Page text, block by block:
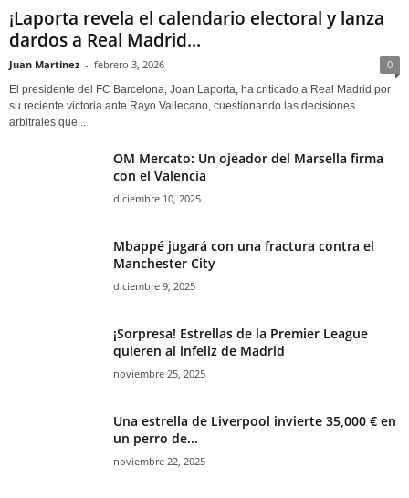
¡Laporta revela el calendario electoral y lanza
dardos a Real Madrid...
Juan Martinez - febrero 3, 2026 0
El presidente del FC Barcelona, Joan Laporta, ha criticado a Real Madrid por
su reciente victoria ante Rayo Vallecano, cuestionando las decisiones
arbitrales que...
OM Mercato: Un ojeador del Marsella firma
con el Valencia
diciembre 10, 2025
Mbappé jugará con una fractura contra el
Manchester City
diciembre 9, 2025
¡Sorpresa! Estrellas de la Premier League
quieren al infeliz de Madrid
noviembre 25, 2025
Una estrella de Liverpool invierte 35,000 € en
un perro de...
noviembre 22, 2025